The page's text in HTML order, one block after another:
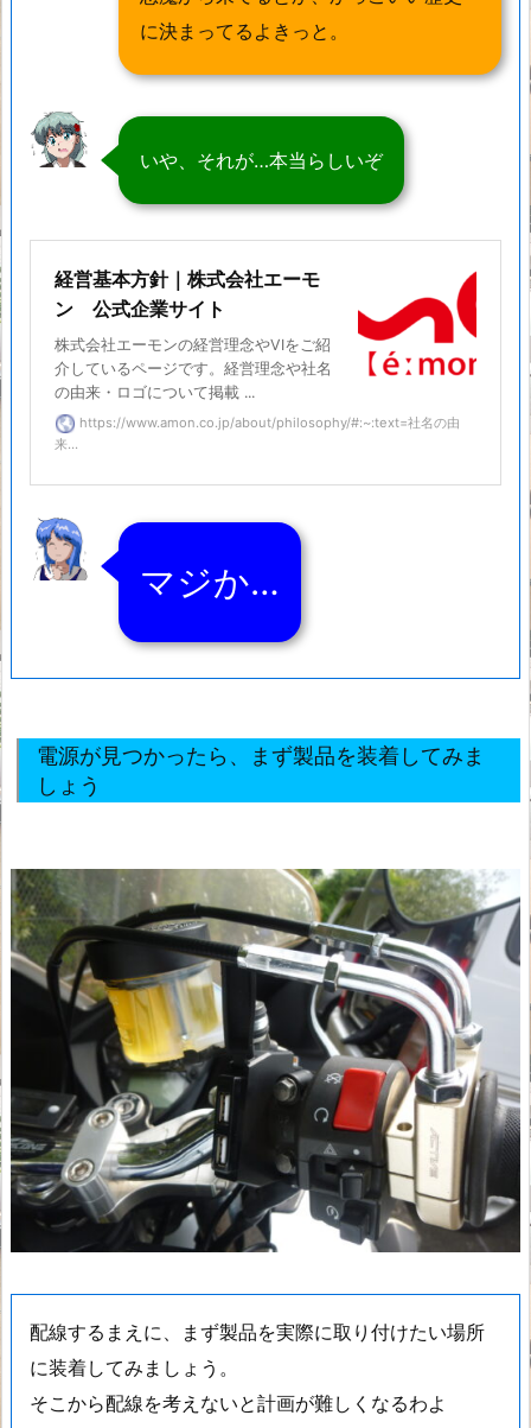
に決まってるよきっと。
いや、それが…本当らしいぞ
経営基本方針｜株式会社エーモ
ン 公式企業サイト
株式会社エーモンの経営理念やVIをご紹
介しているページです。経営理念や社名
の由来・ロゴについて掲載 ...
https://www.amon.co.jp/about/philosophy/#:~:text=社名の由
来...
マジか…
電源が見つかったら、まず製品を装着してみま
しょう
配線するまえに、まず製品を実際に取り付けたい場所
に装着してみましょう。
そこから配線を考えないと計画が難しくなるわよ